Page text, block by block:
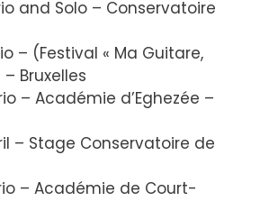
and Solo – Conservatoire
– (Festival « Ma Guitare,
Bruxelles
– Académie d’Eghezée –
– Stage Conservatoire de
– Académie de Court-